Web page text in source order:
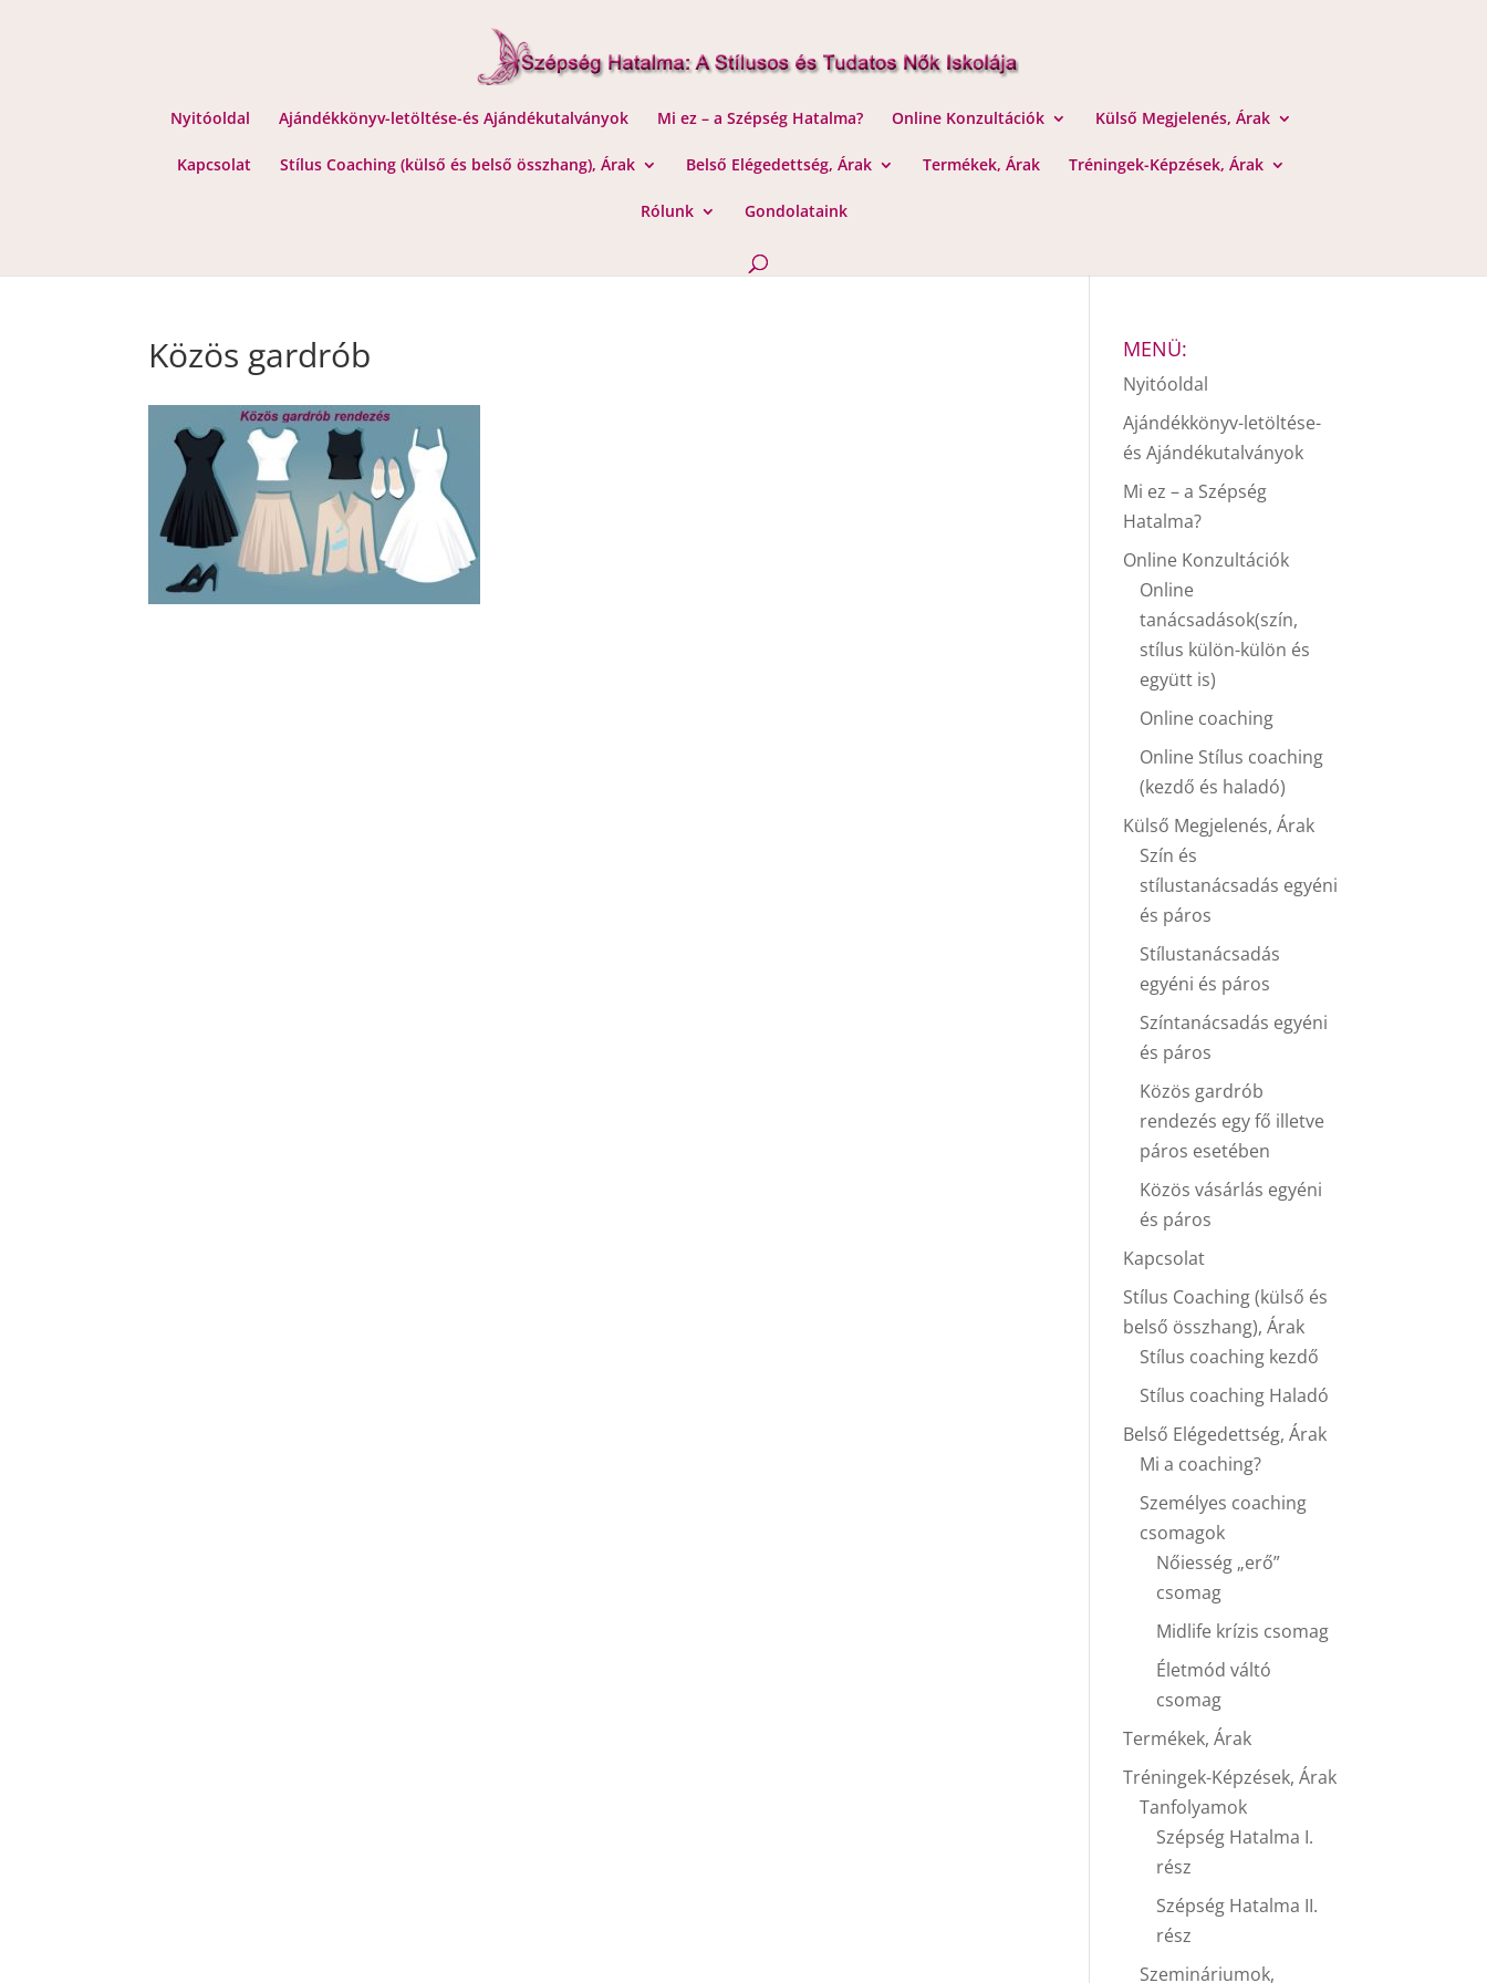
Nyitóoldal Ajándékkönyv-letöltése-és Ajándékutalványok Mi ez – a Szépség Hatalma? Online Konzultációk Külső Megjelenés, Árak
Kapcsolat Stílus Coaching (külső és belső összhang), Árak Belső Elégedettség, Árak Termékek, Árak Tréningek-Képzések, Árak
Rólunk Gondolataink
Közös gardrób MENÜ:
Nyitóoldal
Ajándékkönyv-letöltése-
és Ajándékutalványok
Mi ez – a Szépség
Hatalma?
Online Konzultációk
Online
tanácsadások(szín,
stílus külön-külön és
együtt is)
Online coaching
Online Stílus coaching
(kezdő és haladó)
Külső Megjelenés, Árak
Szín és
stílustanácsadás egyéni
és páros
Stílustanácsadás
egyéni és páros
Színtanácsadás egyéni
és páros
Közös gardrób
rendezés egy fő illetve
páros esetében
Közös vásárlás egyéni
és páros
Kapcsolat
Stílus Coaching (külső és
belső összhang), Árak
Stílus coaching kezdő
Stílus coaching Haladó
Belső Elégedettség, Árak
Mi a coaching?
Személyes coaching
csomagok
Nőiesség „erő”
csomag
Midlife krízis csomag
Életmód váltó
csomag
Termékek, Árak
Tréningek-Képzések, Árak
Tanfolyamok
Szépség Hatalma I.
rész
Szépség Hatalma II.
rész
Szemináriumok,